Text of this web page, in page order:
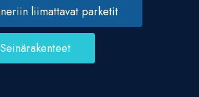
liimattavat parketit
Seinärakenteet